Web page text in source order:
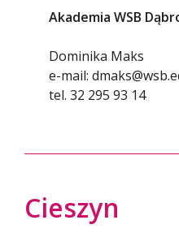
Akademia WSB
Dominika Maks
e-mail:
tel. 32 295 93 14
Cieszyn